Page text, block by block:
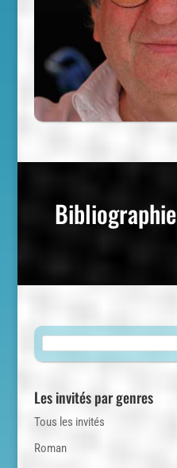
Bibliographie
Les invités par genres
Tous les invités
Roman